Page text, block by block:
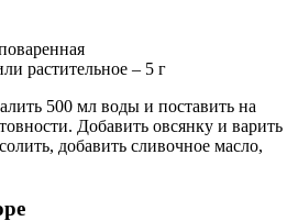
растительное – 5 г
500 мл воды и поставить на
Добавить овсянку и варить
добавить сливочное масло,